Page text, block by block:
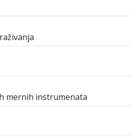
mernih instrumenata